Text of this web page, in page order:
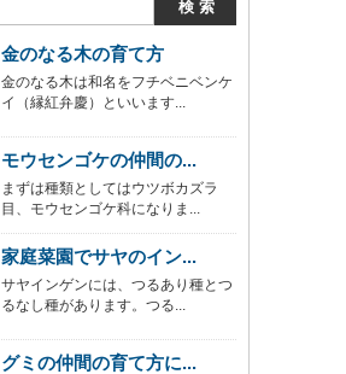
金のなる木の育て方
金のなる木は和名をフチベニベンケ
イ（縁紅弁慶）といいます...
モウセンゴケの仲間の...
まずは種類としてはウツボカズラ
目、モウセンゴケ科になりま...
家庭菜園でサヤのイン...
サヤインゲンには、つるあり種とつ
るなし種があります。つる...
グミの仲間の育て方に...